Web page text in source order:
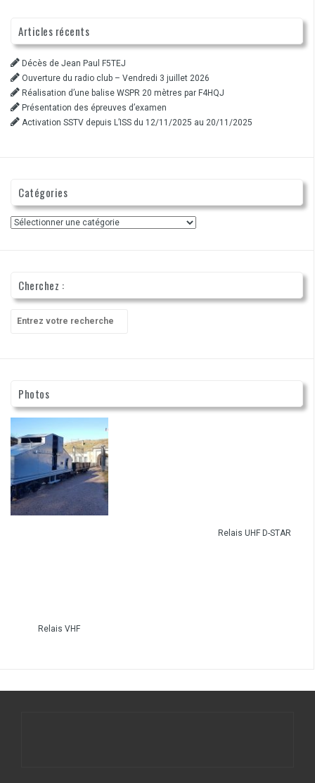
Articles récents
Décès de Jean Paul F5TEJ
Ouverture du radio club – Vendredi 3 juillet 2026
Réalisation d’une balise WSPR 20 mètres par F4HQJ
Présentation des épreuves d’examen
Activation SSTV depuis L’ISS du 12/11/2025 au 20/11/2025
Catégories
Catégories
Cherchez :
pour
Photos
Relais UHF D-STAR
Relais VHF